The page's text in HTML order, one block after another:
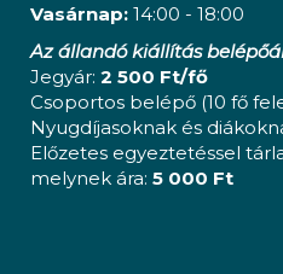
Vasárnap: 14:00 - 18:00
Az állandó kiállítás
Jegyár: 2 500 Ft/fő
Csoportos belépő (10 fő
Nyugdíjasoknak és
Előzetes egyeztetéssel
melynek ára: 5 000 Ft